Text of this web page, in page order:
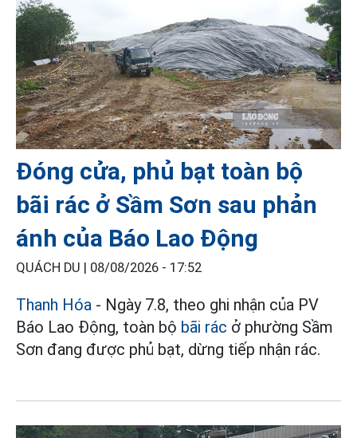
Đóng cửa, phủ bạt toàn bộ
bãi rác ở Sầm Sơn sau phản
ánh của Báo Lao Động
QUÁCH DU | 08/08/2026 - 17:52
Thanh Hóa - Ngày 7.8, theo ghi nhận của PV
Báo Lao Động, toàn bộ bãi rác ở phường Sầm
Sơn đang được phủ bạt, dừng tiếp nhận rác.